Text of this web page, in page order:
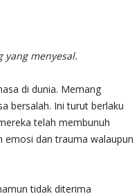
menyesal.
di dunia. Memang
bersalah. Ini turut berlaku
telah membunuh
emosi dan trauma walaupun
tidak diterima